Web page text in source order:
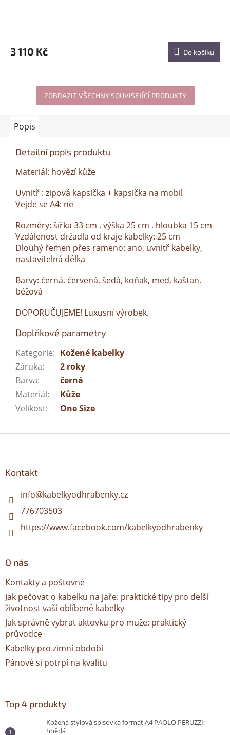
3 110 Kč Do košíku
ZOBRAZIT VŠECHNY SOUVISEJÍCÍ PRODUKTY
Popis
Detailní popis produktu
Materiál: hovězí kůže
Uvnitř : zipová kapsička + kapsička na mobil
Vejde se A4: ne
Rozměry: šířka 33 cm , výška 25 cm , hloubka 15 cm
Vzdálenost držadla od kraje kabelky: 25 cm
Dlouhý řemen přes rameno: ano, uvnitř kabelky,
nastavitelná délka
Barvy: černá, červená, šedá, koňak, med, kaštan,
béžová
DOPORUČUJEME! Luxusní výrobek.
Doplňkové parametry
Kategorie: Kožené kabelky
Záruka:
2 roky
Barva:
černá
Materiál:
Kůže
Velikost: One Size
Kontakt
info@kabelkyodhrabenky.cz
776703503
https://www.facebook.com/kabelkyodhrabenky
O nás
Kontakty a poštovné
Jak pečovat o kabelku na jaře: praktické tipy pro delší
životnost vaší oblíbené kabelky
Jak správně vybrat aktovku pro muže: praktický
průvodce
Kabelky pro zimní období
Pánové si potrpí na kvalitu
Top 4 produkty
Kožená stylová spisovka formát A4 PAOLO PERUZZI;
hnědá